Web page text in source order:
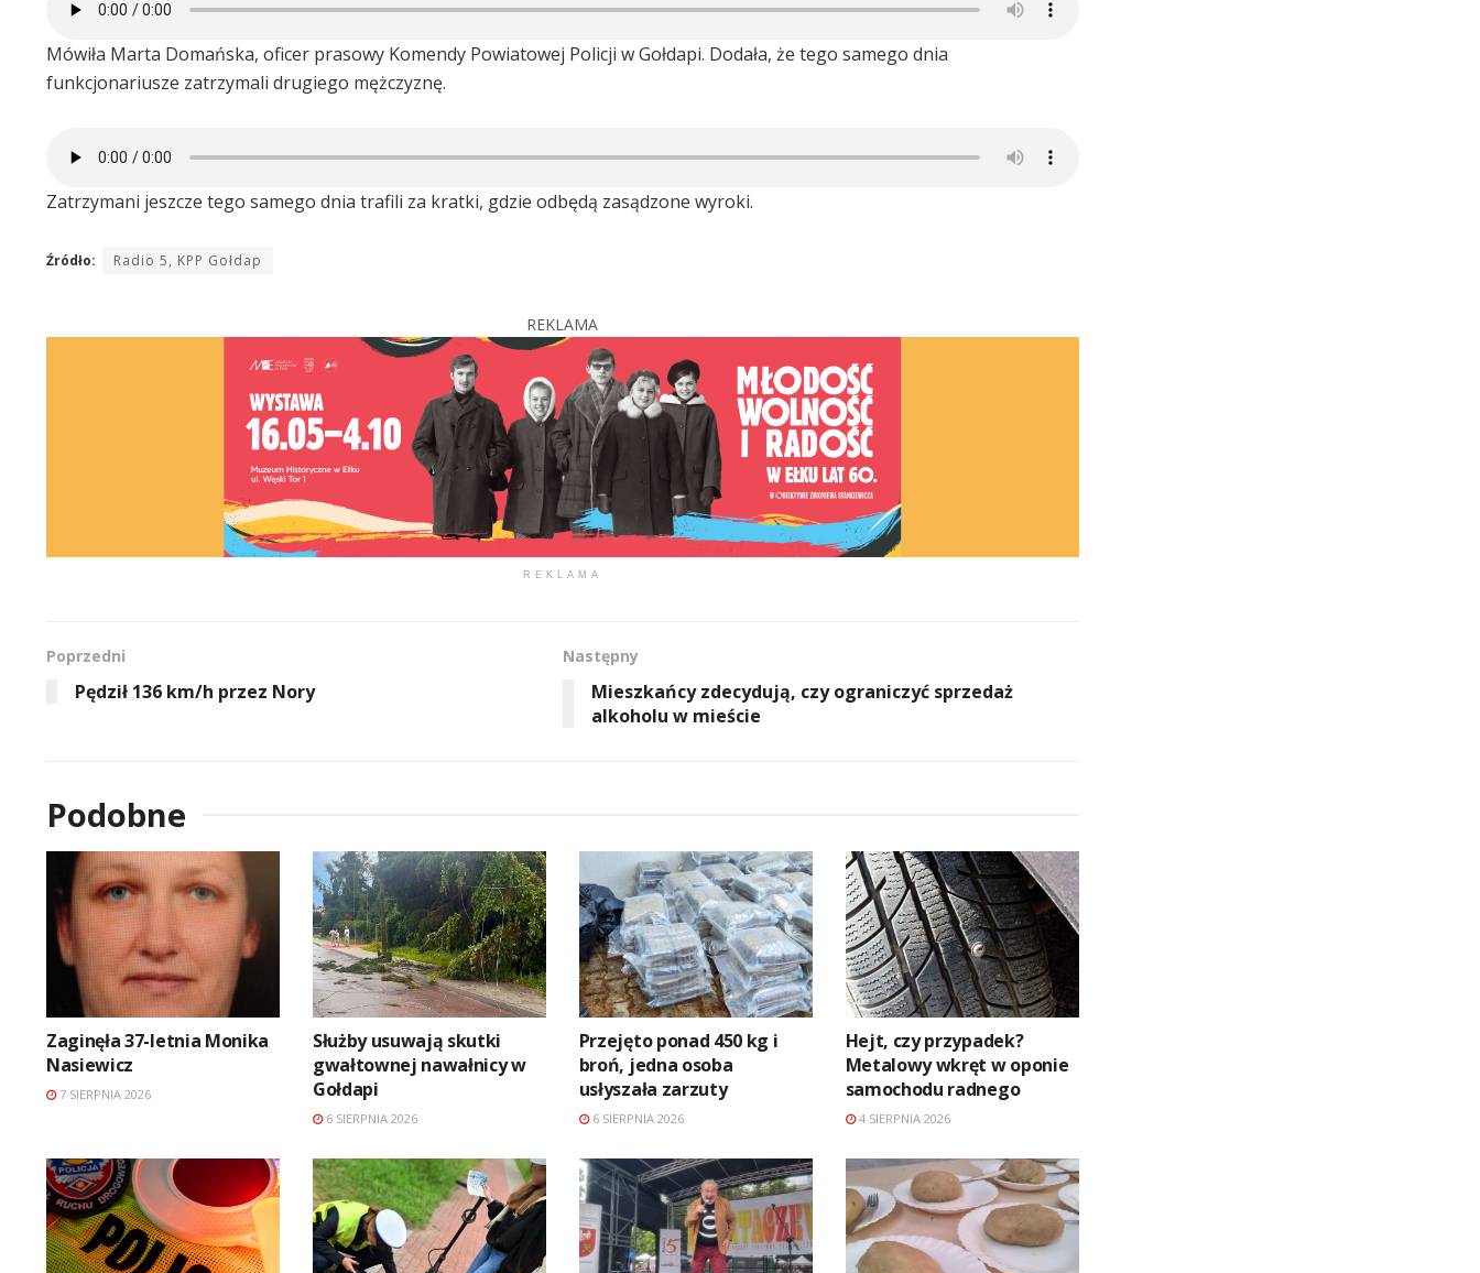
Mówiła Marta Domańska, oficer prasowy Komendy Powiatowej Policji w Gołdapi. Dodała, że tego samego dnia
funkcjonariusze zatrzymali drugiego mężczyznę.
Zatrzymani jeszcze tego samego dnia trafili za kratki, gdzie odbędą zasądzone wyroki.
Źródło: Radio 5, KPP Gołdap
REKLAMA
REKLAMA
Poprzedni
Pędził 136 km/h przez Nory
Następny
Mieszkańcy zdecydują, czy ograniczyć sprzedaż
alkoholu w mieście
Podobne
Zaginęła 37-letnia Monika
Nasiewicz
7 SIERPNIA 2026
Służby usuwają skutki
gwałtownej nawałnicy w
Gołdapi
6 SIERPNIA 2026
Przejęto ponad 450 kg i
broń, jedna osoba
usłyszała zarzuty
6 SIERPNIA 2026
Hejt, czy przypadek?
Metalowy wkręt w oponie
samochodu radnego
4 SIERPNIA 2026